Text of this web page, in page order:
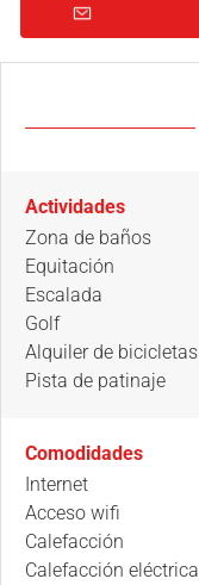
Actividades
Zona de baños
Equitación
Escalada
Golf
Alquiler de bicicletas
Pista de patinaje
Comodidades
Internet
Acceso wifi
Calefacción
Calefacción eléctrica